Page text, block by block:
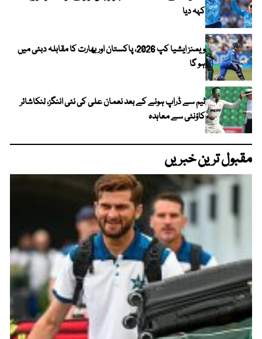
کہہ دیا
ویمنز ایشیا کپ 2026، پاکستان اور بھارت کا مقابلہ دبئی میں
ہو گا
ٹیم سے ڈراپ ہونے کے بعد نعمان علی کی نئی اننگز، لنکاشائر
کاؤنٹی سے معاہدہ
مقبول ترین خبریں